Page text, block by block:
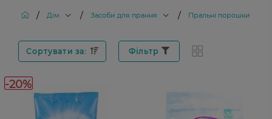
/ Дім / Засоби для прання / Пральні порошки
Сортувати за: Фільтр
-20%